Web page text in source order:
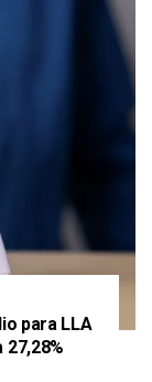
para LLA
27,28%